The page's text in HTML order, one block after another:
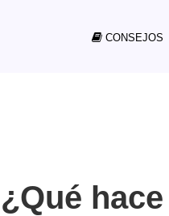
CONSEJOS
¿Qué